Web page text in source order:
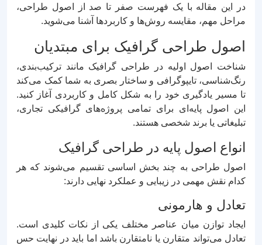
در این مقاله با یک فهرست صفر تا صد از اصول طراحی،
مراحل مهم، مقایسه روش‌ها و کاربردها آشنا می‌شوید.
اصول طراحی گرافیک برای مبتدیان
شناخت اصول اولیه در طراحی گرافیک مانند ترکیب‌بندی،
رنگ‌شناسی، تایپوگرافی و ساختار بصری به شما کمک می‌کند
تا مسیر یادگیری خود را به شکل کامل و کاربردی آغاز کنید.
این اصول پایه‌ای برای تمامی پروژه‌های گرافیکی تجاری،
تبلیغاتی یا برند شخصی هستند.
انواع اصول پایه در طراحی گرافیک
اصول طراحی به چند بخش اساسی تقسیم می‌شوند که هر
کدام نقش مهمی در زیبایی و عملکرد نهایی دارند:
تعادل و هارمونی
ایجاد توازن میان عناصر مختلف یکی از نکات کلیدی است.
تعادل می‌تواند متقارن یا نامتقارن باشد اما باید در نهایت حس